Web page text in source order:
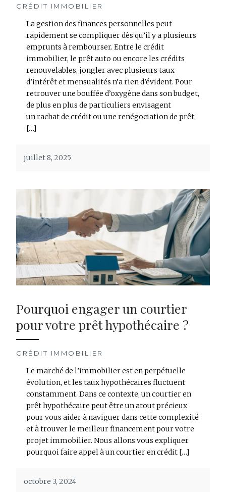
CRÉDIT IMMOBILIER
La gestion des finances personnelles peut
rapidement se compliquer dès qu’il y a plusieurs
emprunts à rembourser. Entre le crédit
immobilier, le prêt auto ou encore les crédits
renouvelables, jongler avec plusieurs taux
d’intérêt et mensualités n’a rien d’évident. Pour
retrouver une bouffée d’oxygène dans son budget,
de plus en plus de particuliers envisagent
un rachat de crédit ou une renégociation de prêt.
[…]
juillet 8, 2025
Pourquoi engager un courtier
pour votre prêt hypothécaire ?
CRÉDIT IMMOBILIER
Le marché de l’immobilier est en perpétuelle
évolution, et les taux hypothécaires fluctuent
constamment. Dans ce contexte, un courtier en
prêt hypothécaire peut être un atout précieux
pour vous aider à naviguer dans cette complexité
et à trouver le meilleur financement pour votre
projet immobilier. Nous allons vous expliquer
pourquoi faire appel à un courtier en crédit […]
octobre 3, 2024